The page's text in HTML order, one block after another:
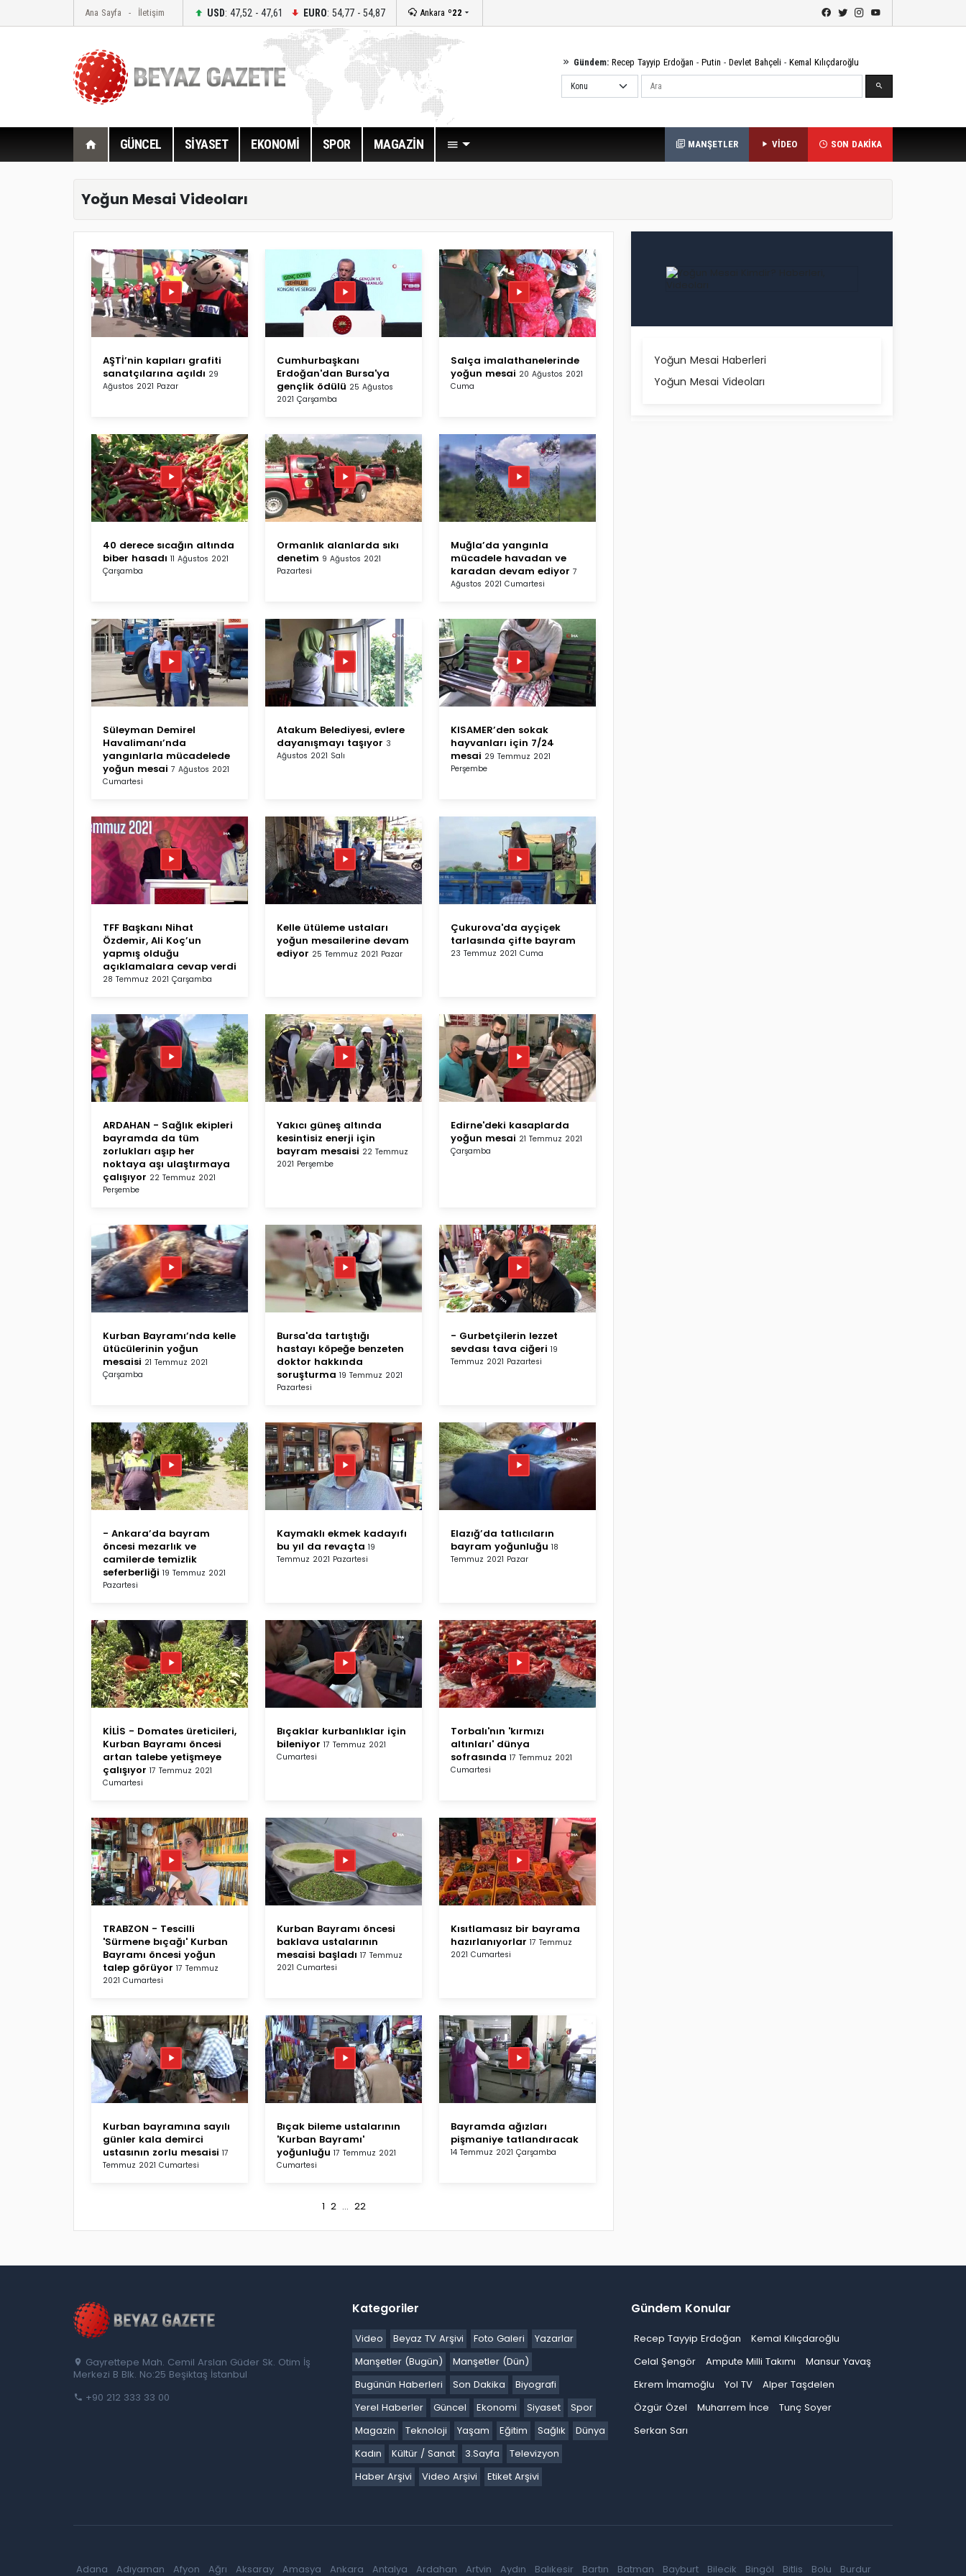
Ana Sayfa İletişim USD: 47,52 - 47,61 EURO: 54,77 - 54,87 Ankara º22
Gündem: Recep Tayyip Erdoğan - Putin - Devlet Bahçeli - Kemal Kılıçdaroğlu
Ara
GÜNCEL SİYASET EKONOMİ SPOR MAGAZİN MANŞETLER VİDEO SON DAKİKA
Yoğun Mesai Videoları
AŞTİ’nin kapıları grafiti
sanatçılarına açıldı 29
Ağustos 2021 Pazar
Cumhurbaşkanı
Erdoğan'dan Bursa'ya
gençlik ödülü 25 Ağustos
2021 Çarşamba
Salça imalathanelerinde
yoğun mesai 20 Ağustos 2021
Cuma
40 derece sıcağın altında
biber hasadı 11 Ağustos 2021
Çarşamba
Ormanlık alanlarda sıkı
denetim 9 Ağustos 2021
Pazartesi
Muğla’da yangınla
mücadele havadan ve
karadan devam ediyor 7
Ağustos 2021 Cumartesi
Süleyman Demirel
Havalimanı’nda
yangınlarla mücadelede
yoğun mesai 7 Ağustos 2021
Cumartesi
Atakum Belediyesi, evlere
dayanışmayı taşıyor 3
Ağustos 2021 Salı
KISAMER’den sokak
hayvanları için 7/24
mesai 29 Temmuz 2021
Perşembe
TFF Başkanı Nihat
Özdemir, Ali Koç’un
yapmış olduğu
açıklamalara cevap verdi
28 Temmuz 2021 Çarşamba
Kelle ütüleme ustaları
yoğun mesailerine devam
ediyor 25 Temmuz 2021 Pazar
Çukurova'da ayçiçek
tarlasında çifte bayram
23 Temmuz 2021 Cuma
ARDAHAN - Sağlık ekipleri
bayramda da tüm
zorlukları aşıp her
noktaya aşı ulaştırmaya
çalışıyor 22 Temmuz 2021
Perşembe
Yakıcı güneş altında
kesintisiz enerji için
bayram mesaisi 22 Temmuz
2021 Perşembe
Edirne'deki kasaplarda
yoğun mesai 21 Temmuz 2021
Çarşamba
Kurban Bayramı’nda kelle
ütücülerinin yoğun
mesaisi 21 Temmuz 2021
Çarşamba
Bursa'da tartıştığı
hastayı köpeğe benzeten
doktor hakkında
soruşturma 19 Temmuz 2021
Pazartesi
- Gurbetçilerin lezzet
sevdası tava ciğeri 19
Temmuz 2021 Pazartesi
- Ankara’da bayram
öncesi mezarlık ve
camilerde temizlik
seferberliği 19 Temmuz 2021
Pazartesi
Kaymaklı ekmek kadayıfı
bu yıl da revaçta 19
Temmuz 2021 Pazartesi
Elazığ’da tatlıcıların
bayram yoğunluğu 18
Temmuz 2021 Pazar
KİLİS - Domates üreticileri,
Kurban Bayramı öncesi
artan talebe yetişmeye
çalışıyor 17 Temmuz 2021
Cumartesi
Bıçaklar kurbanlıklar için
bileniyor 17 Temmuz 2021
Cumartesi
Torbalı'nın 'kırmızı
altınları' dünya
sofrasında 17 Temmuz 2021
Cumartesi
TRABZON - Tescilli
'Sürmene bıçağı' Kurban
Bayramı öncesi yoğun
talep görüyor 17 Temmuz
2021 Cumartesi
Kurban Bayramı öncesi
baklava ustalarının
mesaisi başladı 17 Temmuz
2021 Cumartesi
Kısıtlamasız bir bayrama
hazırlanıyorlar 17 Temmuz
2021 Cumartesi
Kurban bayramına sayılı
günler kala demirci
ustasının zorlu mesaisi 17
Temmuz 2021 Cumartesi
Bıçak bileme ustalarının
'Kurban Bayramı'
yoğunluğu 17 Temmuz 2021
Cumartesi
Bayramda ağızları
pişmaniye tatlandıracak
14 Temmuz 2021 Çarşamba
1 2... 22
Yoğun Mesai Haberleri
Yoğun Mesai Videoları
Gayrettepe Mah. Cemil Arslan Güder Sk. Otim İş
Merkezi B Blk. No:25 Beşiktaş İstanbul
+90 212 333 33 00
Kategoriler
Video Beyaz TV Arşivi Foto Galeri
Yazarlar
Manşetler (Bugün)
Manşetler (Dün)
Bugünün Haberleri
Son Dakika
Biyografi
Yerel Haberler
Güncel Ekonomi Siyaset
Spor
Magazin
Teknoloji Yaşam Eğitim Sağlık
Dünya
Kadın
Kültür / Sanat 3.Sayfa
Televizyon
Haber Arşivi
Video Arşivi Etiket Arşivi
Gündem Konular
Recep Tayyip Erdoğan
Kemal Kılıçdaroğlu
Celal Şengör
Ampute Milli Takımı
Mansur Yavaş
Ekrem İmamoğlu
Yol TV
Alper Taşdelen
Özgür Özel
Muharrem İnce
Tunç Soyer
Serkan Sarı
Adana Adıyaman Afyon Ağrı Aksaray Amasya Ankara Antalya Ardahan Artvin Aydın Balıkesir Bartın Batman Bayburt Bilecik Bingöl Bitlis Bolu Burdur